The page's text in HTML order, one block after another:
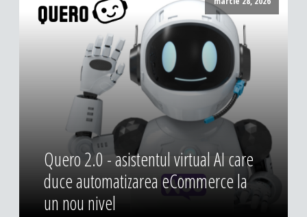
Quero 2.0 - asistentul virtual AI care
duce automatizarea eCommerce la
un nou nivel